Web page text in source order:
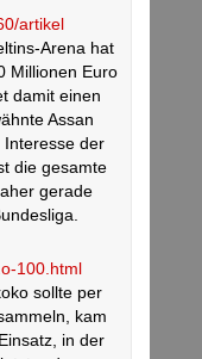
artikel
Arena hat
Millionen Euro
damit einen
Assan
der
die gesamte
gerade
100.html
sollte per
kam
in der